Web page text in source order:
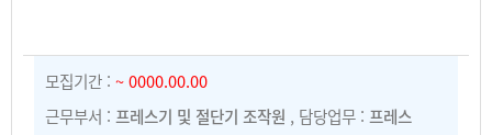
모집기간 : ~ 0000.00.00
근무부서 : 프레스기 및 절단기 조작원 , 담당업무 : 프레스